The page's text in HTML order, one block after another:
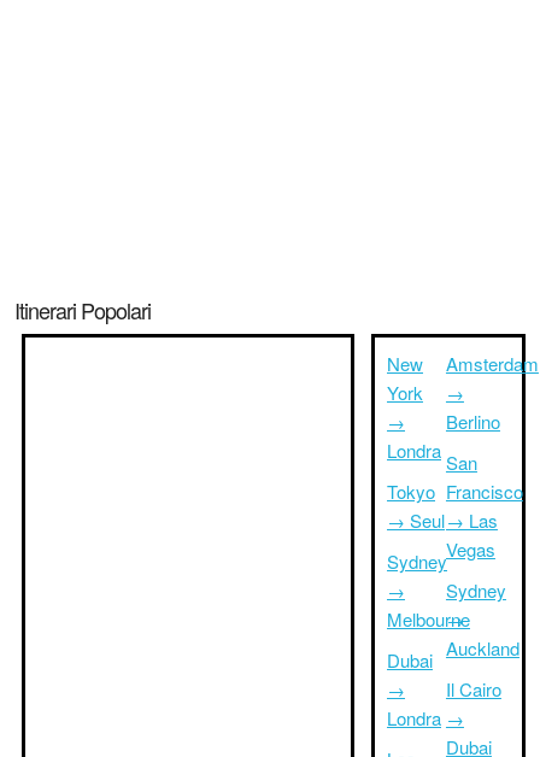
Itinerari Popolari
New
York
→
Londra
Tokyo
→ Seul
Sydney
→
Melbourne
Dubai
→
Londra
Amsterdam
→
Berlino
San
Francisco
→ Las
Vegas
Sydney
→
Auckland
Il Cairo
→
Dubai